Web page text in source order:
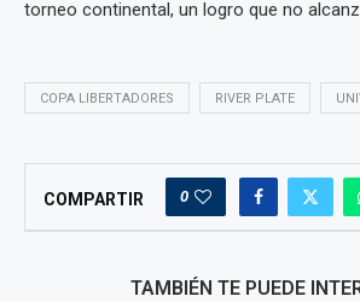
torneo continental, un logro que no
COPA LIBERTADORES RIVER PLATE
COMPARTIR 0
TAMBIÉN TE PUEDE